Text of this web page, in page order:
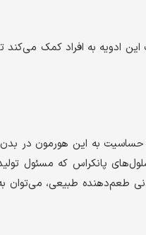
ادویه به افراد کمک می‌کند
به این هورمون در
پانکراس که مسئول
طعم‌دهنده طبیعی، می‌توان